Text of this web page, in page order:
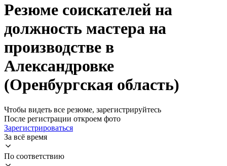
Резюме соискателей на
должность мастера на
производстве в
Александровке
(Оренбургская область)
Чтобы видеть все резюме, зарегистрируйтесь
После регистрации откроем фото
Зарегистрироваться
За всё время
По соответствию